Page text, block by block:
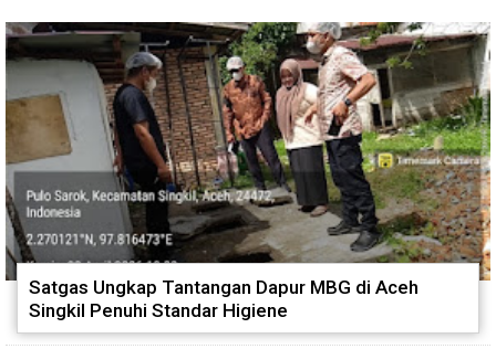
Satgas Ungkap Tantangan Dapur MBG di Aceh
Singkil Penuhi Standar Higiene